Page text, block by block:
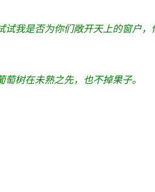
我是否为你们敞开天上的窗户，
树在未熟之先，也不掉果子。